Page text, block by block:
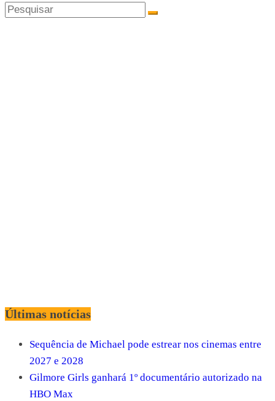
Últimas notícias
Sequência de Michael pode estrear nos cinemas entre
2027 e 2028
Gilmore Girls ganhará 1º documentário autorizado na
HBO Max